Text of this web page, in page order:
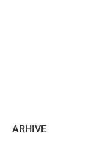
ARHIVE